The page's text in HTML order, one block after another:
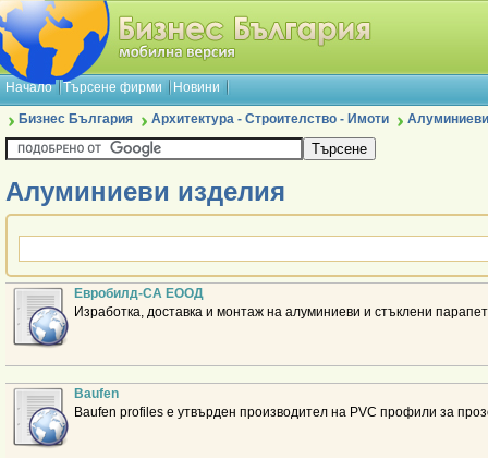
Начало Търсене фирми Новини
Бизнес България Архитектура - Строителство - Имоти
Алуминиеви изделия
Евробилд-СА ЕООД
Изработка, доставка и монтаж на алуминиеви и стъклени
Baufen
Baufen profiles е утвърден производител на PVC профили за